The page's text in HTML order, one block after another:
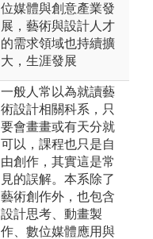
位媒體與創意產業發
展，藝術與設計人才
的需求領域也持續擴
大，生涯發展
一般人常以為就讀藝
術設計相關科系，只
要會畫畫或有天分就
可以，課程也只是自
由創作，其實這是常
見的誤解。本系除了
藝術創作外，也包含
設計思考、動畫製
作、數位媒體應用與